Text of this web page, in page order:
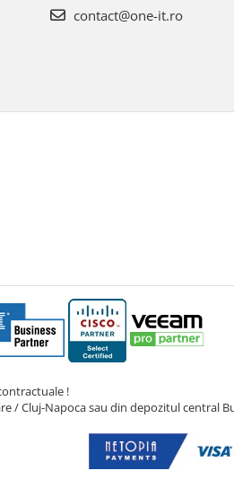
contact@one-it.ro
!
/ Cluj-Napoca sau din depozitul central